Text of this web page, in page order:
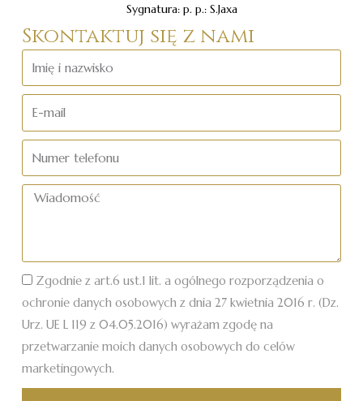
Sygnatura: p. p.: S.Jaxa
Skontaktuj się z nami
i
mail
telefonu
Wiadomość
Zgodnie z art.6 ust.1 lit. a ogólnego rozporządzenia o
ochronie danych osobowych z dnia 27 kwietnia 2016 r. (Dz.
Urz. UE L 119 z 04.05.2016) wyrażam zgodę na
przetwarzanie moich danych osobowych do celów
marketingowych.